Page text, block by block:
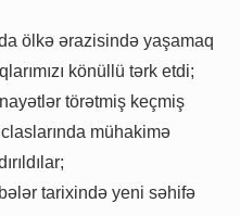
ölkə ərazisində yaşamaq
könüllü tərk etdi;
törətmiş keçmiş
mühakimə
tarixində yeni səhifə